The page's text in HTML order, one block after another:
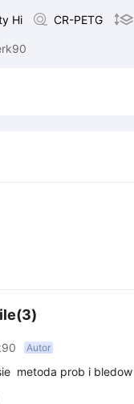
Hi  CR-PETG 
Autor
metoda prob i bledow